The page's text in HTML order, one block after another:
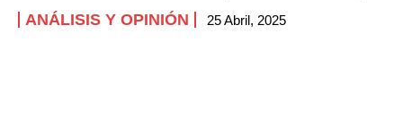
ANÁLISIS Y OPINIÓN 25 Abril, 2025